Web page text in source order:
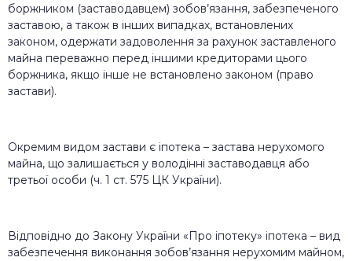
боржником (заставодавцем) зобов’язання, забезпеченого
заставою, а також в інших випадках, встановлених
законом, одержати задоволення за рахунок заставленого
майна переважно перед іншими кредиторами цього
боржника, якщо інше не встановлено законом (право
застави).
Окремим видом застави є іпотека – застава нерухомого
майна, що залишається у володінні заставодавця або
третьої особи (ч. 1 ст. 575 ЦК України).
Відповідно до Закону України «Про іпотеку» іпотека – вид
забезпечення виконання зобов’язання нерухомим майном,